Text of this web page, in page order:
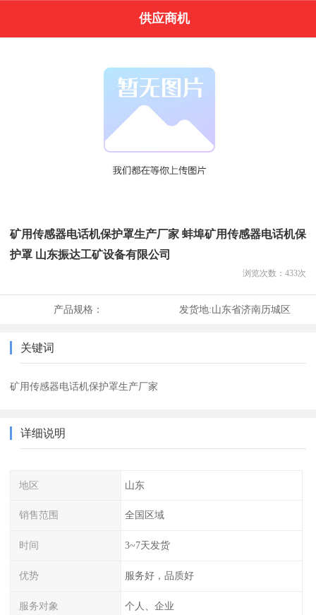
供应商机
矿用传感器电话机保护罩生产厂家 蚌埠矿用传感器电话机保
护罩 山东振达工矿设备有限公司
浏览次数： 433次
产品规格： 发货地:山东省济南历城区
关键词
矿用传感器电话机保护罩生产厂家
详细说明
地区 山东
销售范围 全国区域
时间 3~7天发货
优势 服务好，品质好
服务对象 个人、企业